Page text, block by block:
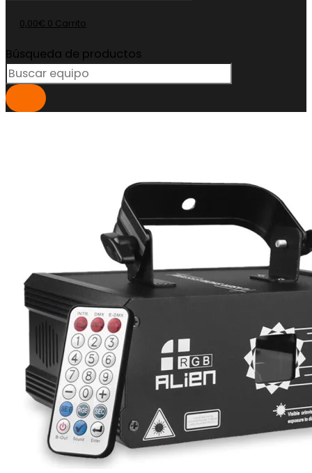
0,00€ 0 Carrito
Búsqueda de productos